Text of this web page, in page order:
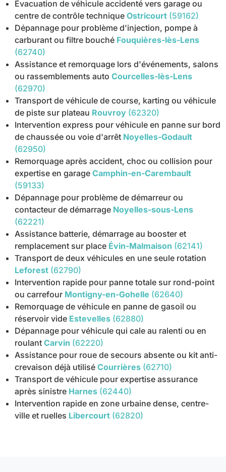
Évacuation de véhicule accidenté vers garage ou
centre de contrôle technique Ostricourt (59162)
Dépannage pour problème d'injection, pompe à
carburant ou filtre bouché Fouquières-lès-Lens
(62740)
Assistance et remorquage lors d'événements, salons
ou rassemblements auto Courcelles-lès-Lens
(62970)
Transport de véhicule de course, karting ou véhicule
de piste sur plateau Rouvroy (62320)
Intervention express pour véhicule en panne sur bord
de chaussée ou voie d'arrêt Noyelles-Godault
(62950)
Remorquage après accident, choc ou collision pour
expertise en garage Camphin-en-Carembault
(59133)
Dépannage pour problème de démarreur ou
contacteur de démarrage Noyelles-sous-Lens
(62221)
Assistance batterie, démarrage au booster et
remplacement sur place Évin-Malmaison (62141)
Transport de deux véhicules en une seule rotation
Leforest (62790)
Intervention rapide pour panne totale sur rond-point
ou carrefour Montigny-en-Gohelle (62640)
Remorquage de véhicule en panne de gasoil ou
réservoir vide Estevelles (62880)
Dépannage pour véhicule qui cale au ralenti ou en
roulant Carvin (62220)
Assistance pour roue de secours absente ou kit anti-
crevaison déjà utilisé Courrières (62710)
Transport de véhicule pour expertise assurance
après sinistre Harnes (62440)
Intervention rapide en zone urbaine dense, centre-
ville et ruelles Libercourt (62820)